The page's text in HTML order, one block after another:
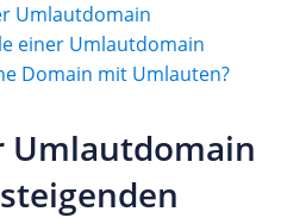
Umlautdomain
einer Umlautdomain
Domain mit Umlauten?
Umlautdomain